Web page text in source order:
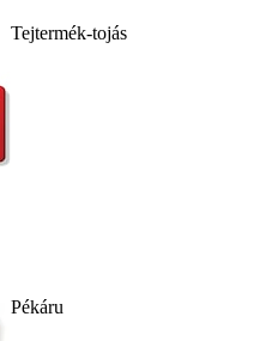
Tejtermék-tojás
Pékáru